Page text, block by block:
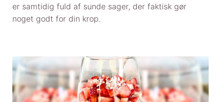
er samtidig fuld af sunde sager, der faktisk gør
noget godt for din krop.